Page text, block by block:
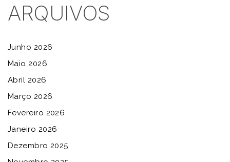
ARQUIVOS
Junho 2026
Maio 2026
Abril 2026
Março 2026
Fevereiro 2026
Janeiro 2026
Dezembro 2025